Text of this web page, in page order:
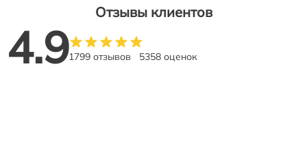
Отзывы клиентов
4.91799 отзывов 5358 оценок